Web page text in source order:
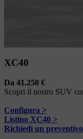
XC40
Da 41.250 €
Scopri il nostro SUV
Configura >
Listino XC40 >
Richiedi un